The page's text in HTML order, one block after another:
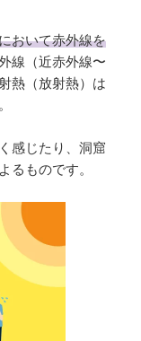
おいて赤外線を
線（近赤外線〜
熱（放射熱）は
感じたり、洞窟
るものです。